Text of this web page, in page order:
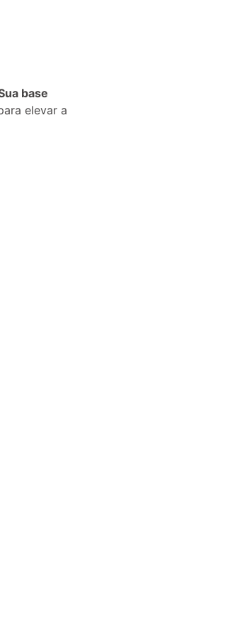
base
elevar a